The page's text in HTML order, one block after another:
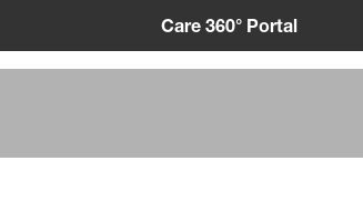
Care 360° Portal